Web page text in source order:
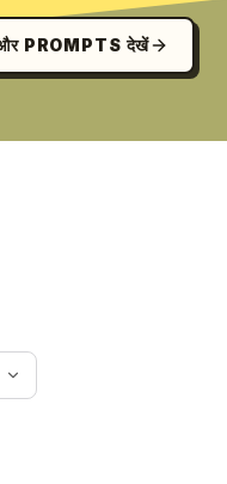
PROMPTS देखें